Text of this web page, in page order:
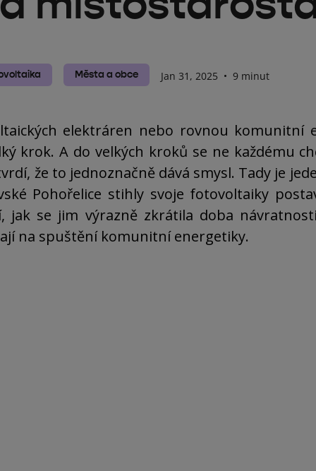
Města a obce Jan 31, 2025 • 9 minut
elektráren nebo rovnou komunitní
krok. A do velkých kroků se ne každému
že to jednoznačně dává smysl. Tady je
Pohořelice stihly svoje fotovoltaiky
jak se jim výrazně zkrátila doba
na spuštění komunitní energetiky.